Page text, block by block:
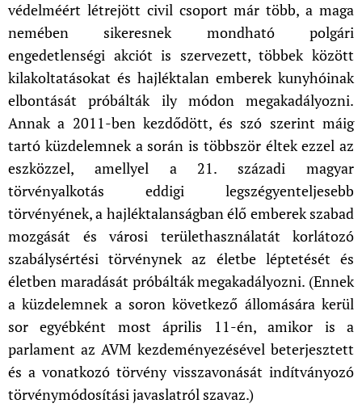
védelméért létrejött civil csoport már több, a maga
nemében sikeresnek mondható polgári
engedetlenségi akciót is szervezett, többek között
kilakoltatásokat és hajléktalan emberek kunyhóinak
elbontását próbálták ily módon megakadályozni.
Annak a 2011-ben kezdődött, és szó szerint máig
tartó küzdelemnek a során is többször éltek ezzel az
eszközzel, amellyel a 21. századi magyar
törvényalkotás eddigi legszégyenteljesebb
törvényének, a hajléktalanságban élő emberek szabad
mozgását és városi területhasználatát korlátozó
szabálysértési törvénynek az életbe léptetését és
életben maradását próbálták megakadályozni. (Ennek
a küzdelemnek a soron következő állomására kerül
sor egyébként most április 11-én, amikor is a
parlament az AVM kezdeményezésével beterjesztett
és a vonatkozó törvény visszavonását indítványozó
törvénymódosítási javaslatról szavaz.)